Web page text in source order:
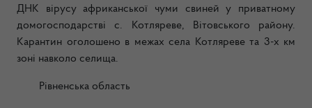
ДНК вірусу африканської чуми свиней у приватному
домогосподарстві с. Котляреве, Вітовського району.
Карантин оголошено в межах села Котляреве та 3-х км
зоні навколо селища.
Рівненська область